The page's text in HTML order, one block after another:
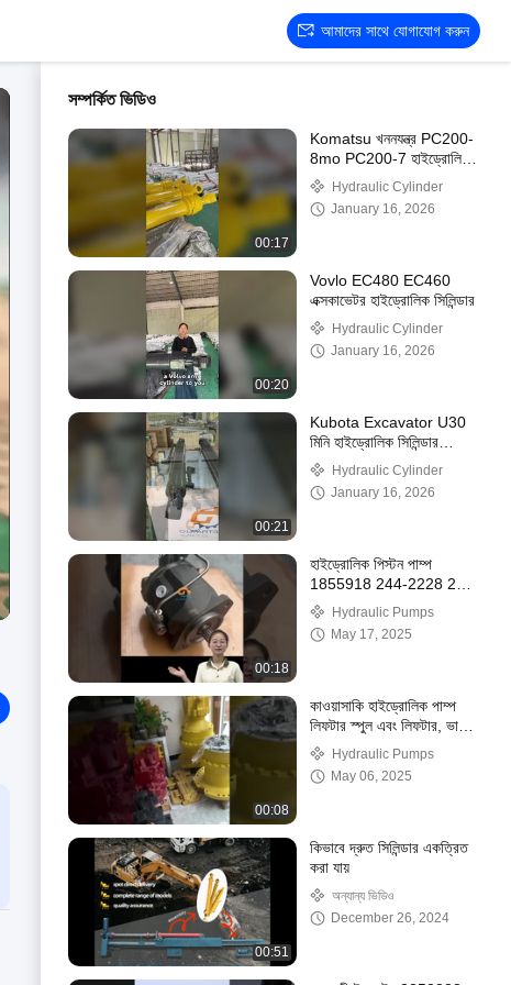
আমাদের সাথে যোগাযোগ করুন
সম্পর্কিত ভিডিও
00:17
Komatsu খননযন্ত্র PC200-
8mo PC200-7 হাইড্রোলিক
সিলিন্ডার কারখানা সরাসরি বিক্রয়
Hydraulic Cylinder
January 16, 2026
00:20
Vovlo EC480 EC460
এক্সকাভেটর হাইড্রোলিক সিলিন্ডার
Hydraulic Cylinder
January 16, 2026
00:21
Kubota Excavator U30
মিনি হাইড্রোলিক সিলিন্ডার
কারখানা সরাসরি বিক্রয়
Hydraulic Cylinder
January 16, 2026
00:18
হাইড্রোলিক পিস্টন পাম্প
1855918 244-2228 224-
6369 ব্যাকহো লোডার E428D
420D 430D এর জন্য
Hydraulic Pumps
May 17, 2025
00:08
কাওয়াসাকি হাইড্রোলিক পাম্প
লিফটার স্পুল এবং লিফটার, ভালভ
স্প্রিং, এক্সক্যাভারের পাম্পের
খুচরা যন্ত্রাংশ
Hydraulic Pumps
May 06, 2025
00:51
কিভাবে দ্রুত সিলিন্ডার একত্রিত
করা যায়
অন্যান্য ভিডিও
December 26, 2024